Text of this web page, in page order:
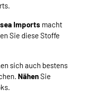
Imports macht
Sie diese Stoffe
sich auch bestens
NähenSie